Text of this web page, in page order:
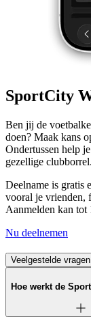
SportCity
Ben jij de
doen? Maak kans
Ondertussen help
gezellige clubborrel.
Deelname is gratis
vooral je vrienden,
Aanmelden kan tot
Nu deelnemen
Veelgestelde vragen
Hoe werkt de